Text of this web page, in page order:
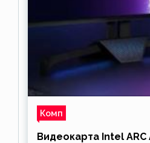
Комп
Видеокарта Intel ARC